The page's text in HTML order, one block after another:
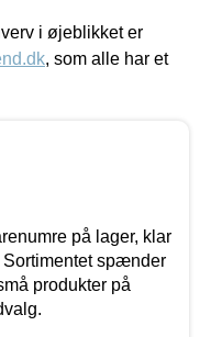
i øjeblikket er
, som alle har et
på lager, klar
spænder
produkter på